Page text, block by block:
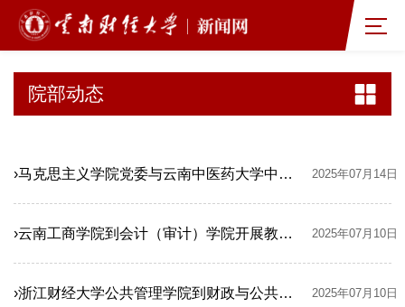
院部动态
›马克思主义学院党委与云南中医药大学中药学院党委联合赴马关县坡脚镇开展党建活动助力当地中药材产业发展 2025年07月14日
›云南工商学院到会计（审计）学院开展教研交流活动 2025年07月10日
›浙江财经大学公共管理学院到财政与公共管理学院调研交流 2025年07月10日